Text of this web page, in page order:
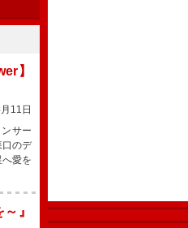
】
11日
サー
のデ
愛を
』